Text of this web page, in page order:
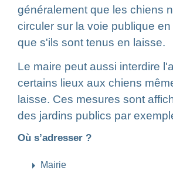
généralement que les chiens
circuler sur la voie publique
que s'ils sont tenus en laisse.
Le maire peut aussi interdire
certains lieux aux chiens
laisse. Ces mesures sont
des jardins publics par
Où s’adresser ?
arrow_right Mairie